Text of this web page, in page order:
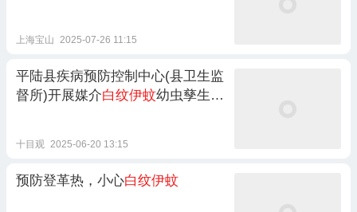
上海宝山 2025-07-26 11:15
平陆县疾病预防控制中心(县卫生监
督所)开展媒介白纹伊蚊幼虫孳生地
十目观 2025-06-20 13:15
预防登革热，小心白纹伊蚊